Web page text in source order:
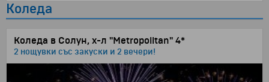
Коледа
Коледа в Солун, х-л "Metropolitan" 4*
2 нощувки със закуски и 2 вечери!